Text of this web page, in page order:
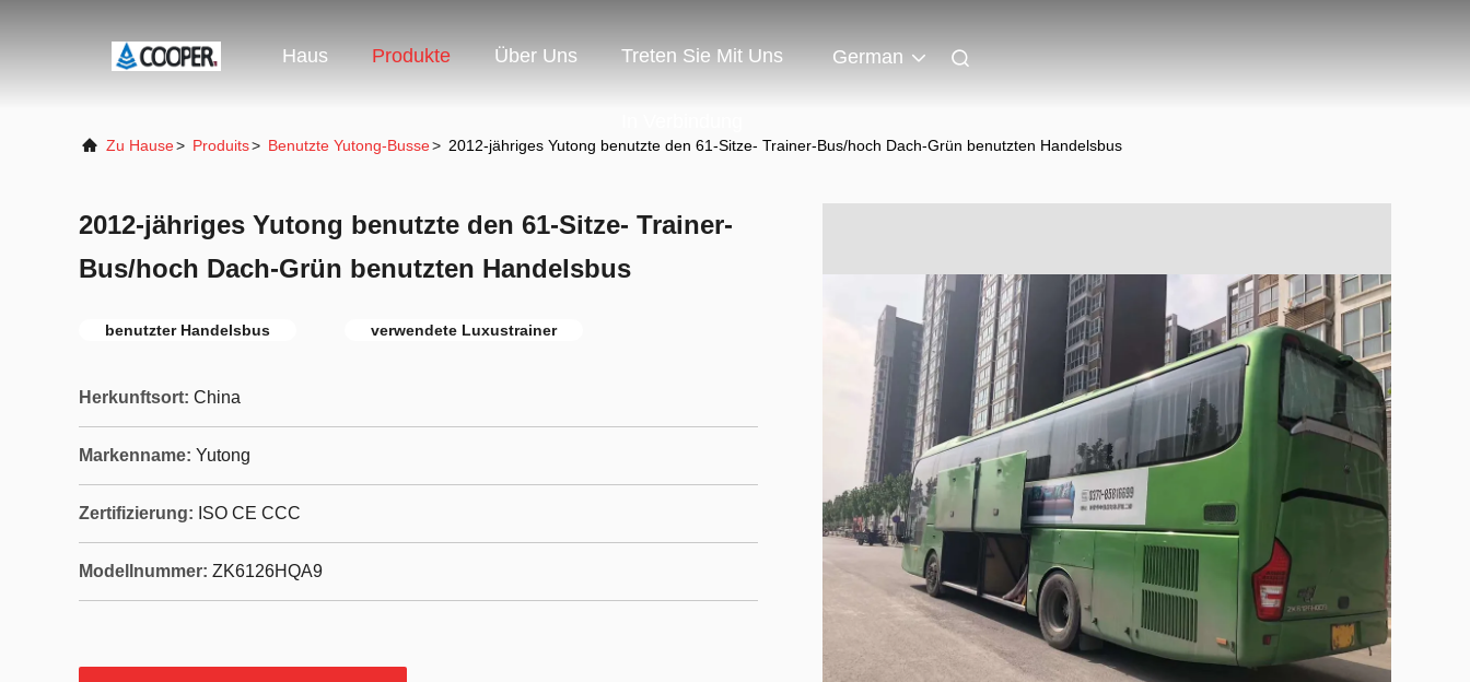
Haus Produkte Über Uns Treten Sie Mit Uns German
Zu Hause> Produits> Benutzte Yutong-Busse> 2012-jähriges Yutong benutzte den 61-Sitze- Trainer-Bus/hoch Dach-Grün benutzten Handelsbus
2012-jähriges Yutong benutzte den 61-Sitze- Trainer-
Bus/hoch Dach-Grün benutzten Handelsbus
benutzter Handelsbus verwendete Luxustrainer
Herkunftsort: China
Markenname: Yutong
Zertifizierung: ISO CE CCC
Modellnummer: ZK6126HQA9